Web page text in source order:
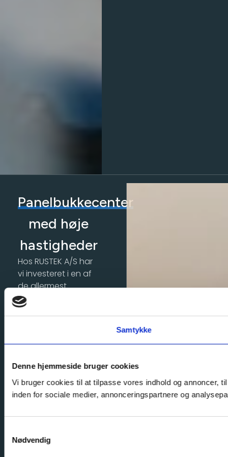
Samtykke
Denne hjemmeside bruger cookies
Vi bruger cookies til at tilpasse vores indhold og annoncer,
inden for sociale medier, annonceringspartnere og
Nødvendig
Panelbukkecenter
med høje
hastigheder
Hos RUSTEK A/S har
vi investeret i en af
de allermest
avancerede og
hurtige maskiner på
Panelbukkecenter
giver enorme
fordele, både
designmæssigt, og
med vores andre